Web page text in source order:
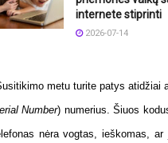
internete stiprinti
2026-07-14
metu turite patys atidžiai
Number) numerius. Šiuos
nėra vogtas, ieškomas,